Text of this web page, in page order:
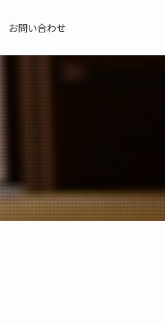
お問い合わせ